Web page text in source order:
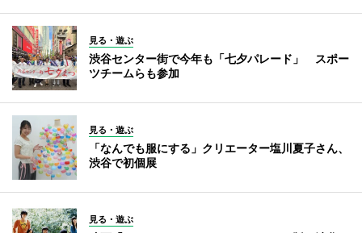
見る・遊ぶ
渋谷センター街で今年も「七夕パレード」 スポー
ツチームらも参加
見る・遊ぶ
「なんでも服にする」クリエーター塩川夏子さん、
渋谷で初個展
見る・遊ぶ